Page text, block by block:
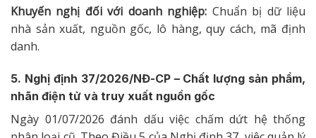
Khuyến nghị đối với doanh nghiệp: Chuẩn bị dữ liệu
nhà sản xuất, nguồn gốc, lô hàng, quy cách, mã định
danh.
5. Nghị định 37/2026/NĐ-CP – Chất lượng sản phẩm,
nhãn điện tử và truy xuất nguồn gốc
Ngày 01/07/2026 đánh dấu việc chấm dứt hệ thống